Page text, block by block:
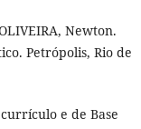
Newton.
Petrópolis, Rio de
e de Base